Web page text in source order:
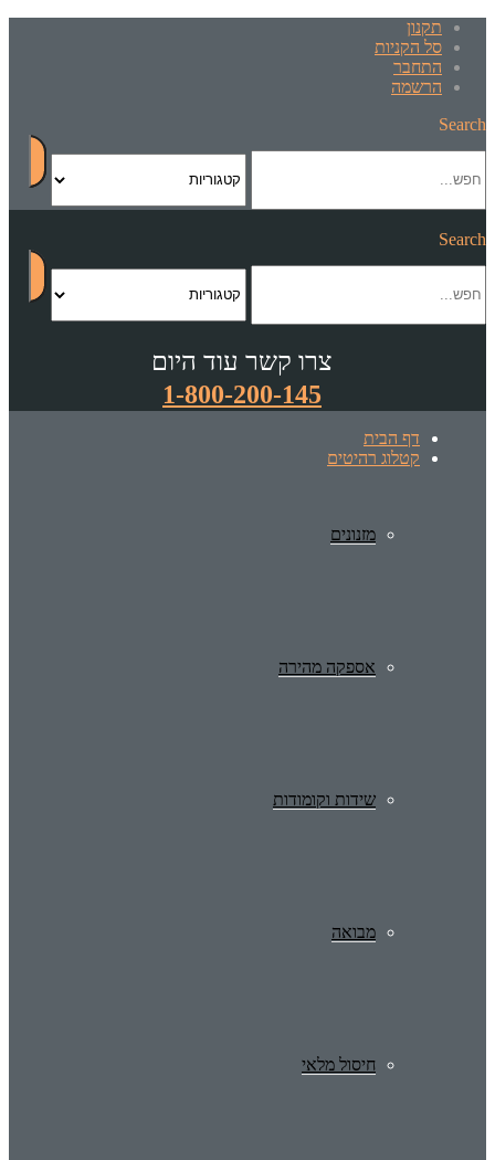
תקנון
סל הקניות
התחבר
הרשמה
Search
Search
צרו קשר עוד היום
1-800-200-145
דף הבית
קטלוג רהיטים
מזנונים
אספקה מהירה
שידות וקומודות
מבואה
חיסול מלאי